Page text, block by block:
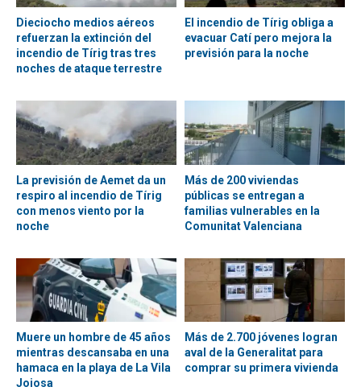
Dieciocho medios aéreos
refuerzan la extinción del
incendio de Tírig tras tres
noches de ataque terrestre
El incendio de Tírig obliga a
evacuar Catí pero mejora la
previsión para la noche
La previsión de Aemet da un
respiro al incendio de Tírig
con menos viento por la
noche
Más de 200 viviendas
públicas se entregan a
familias vulnerables en la
Comunitat Valenciana
Muere un hombre de 45 años
mientras descansaba en una
hamaca en la playa de La Vila
Joiosa
Más de 2.700 jóvenes logran
aval de la Generalitat para
comprar su primera vivienda